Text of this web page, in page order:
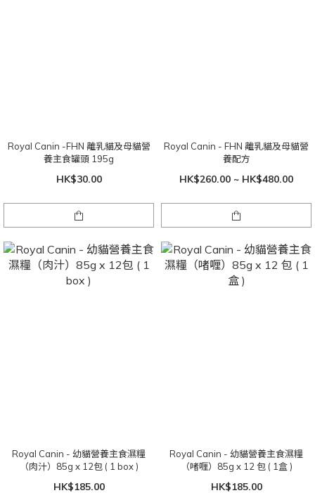
Royal Canin -FHN 離乳貓及母貓營
養主食罐頭 195g
HK$30.00
Royal Canin - FHN 離乳貓及母貓營
養配方
HK$260.00 ~ HK$480.00
Royal Canin - 幼貓營養主食濕糧
（肉汁）85g x 12包 ( 1 box )
HK$185.00
Royal Canin - 幼貓營養主食濕糧
（啫喱）85g x 12 包 ( 1盒 )
HK$185.00